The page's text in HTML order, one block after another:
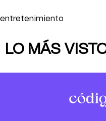
entretenimiento
LO MÁS